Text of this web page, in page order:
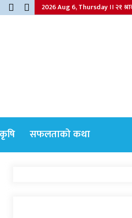
2026 Aug 6, Thursday ।। २१
कृषि सफलताको कथा